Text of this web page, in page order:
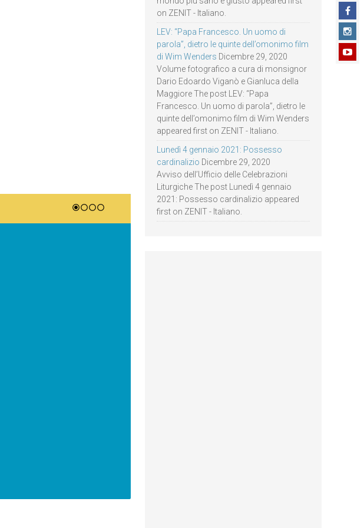
on ZENIT - Italiano.
LEV: “Papa Francesco. Un uomo di
parola”, dietro le quinte dell’omonimo film
di Wim Wenders Dicembre 29, 2020
Volume fotografico a cura di monsignor
Dario Edoardo Viganò e Gianluca della
Maggiore The post LEV: “Papa
Francesco. Un uomo di parola”, dietro le
quinte dell’omonimo film di Wim Wenders
appeared first on ZENIT - Italiano.
Lunedì 4 gennaio 2021: Possesso
cardinalizio Dicembre 29, 2020
Avviso dell’Ufficio delle Celebrazioni
Liturgiche The post Lunedì 4 gennaio
2021: Possesso cardinalizio appeared
first on ZENIT - Italiano.